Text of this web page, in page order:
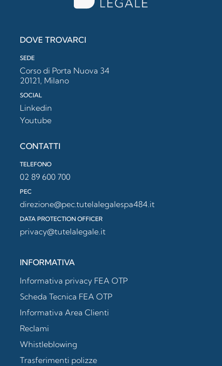
DOVE TROVARCI
SEDE
Corso di Porta Nuova 34
20121, Milano
SOCIAL
Linkedin
Youtube
CONTATTI
TELEFONO
02 89 600 700
PEC
direzione@pec.tutelalegalespa484.it
DATA PROTECTION OFFICER
privacy@tutelalegale.it
INFORMATIVA
Informativa privacy FEA OTP
Scheda Tecnica FEA OTP
Informativa Area Clienti
Reclami
Whistleblowing
Trasferimenti polizze